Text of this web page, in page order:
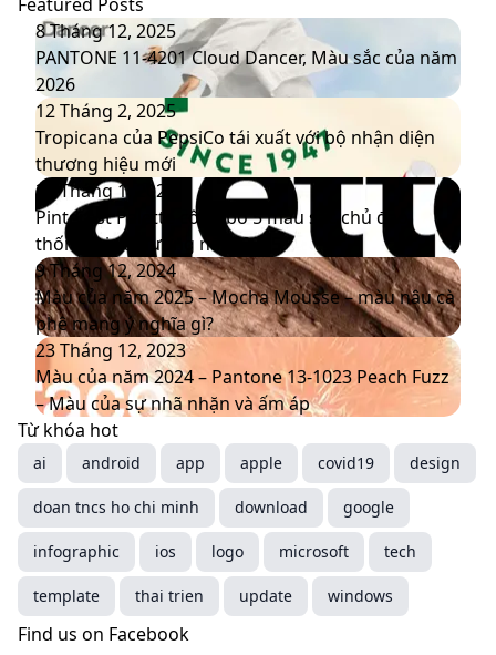
PANTONE
11-
4201
Cloud
Dancer,
Màu
sắc
của
năm
2026
8 Tháng 12, 2025
PANTONE 11-4201 Cloud Dancer, Màu sắc của năm
2026
Tropicana
của
PepsiCo
tái
xuất
với
bộ
nhận
diện
thương
hiệu
mới
12 Tháng 2, 2025
Tropicana của PepsiCo tái xuất với bộ nhận diện
thương hiệu mới
Pinterest
Palette
công
bố
5
màu
sắc
chủ
đạo
thống
trị
xu
hướng
năm
2025
20 Tháng 1, 2025
Pinterest Palette công bố 5 màu sắc chủ đạo
thống trị xu hướng năm 2025
Màu
của
năm
2025
–
Mocha
Mousse
–
màu
nâu
cà
phê
mang
ý
nghĩa
9 Tháng 12, 2024
Màu của năm 2025 – Mocha Mousse – màu nâu cà
phê mang ý nghĩa gì?
Màu
của
năm
2024
–
Pantone
13-
1023
Peach
Fuzz
–
Màu
23 Tháng 12, 2023
Màu của năm 2024 – Pantone 13-1023 Peach Fuzz
– Màu của sự nhã nhặn và ấm áp
Từ khóa hot
ai android app apple covid19 design
doan tncs ho chi minh download google
infographic ios logo microsoft tech
template thai trien update windows
Find us on Facebook